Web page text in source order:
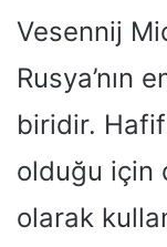
Vesennij
Rusya’nın
biridir.
olduğu için
olarak